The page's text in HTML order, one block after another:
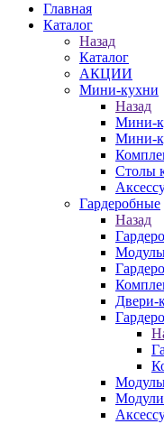
Главная
Каталог
Назад
Каталог
АКЦИИ
Мини-кухни
Назад
Мини-
Мини-
Столы
Гардеробные
Назад
Двери-
Модули